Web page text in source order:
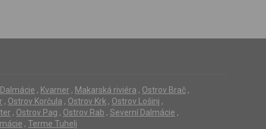
, Kvarner , Makarská riviéra , Ostrov Brač ,
, Ostrov Korčula , Ostrov Krk , Ostrov Lošinj ,
, Ostrov Pag , Ostrov Rab , Severní Dalmácie ,
, Terme Tuhelj